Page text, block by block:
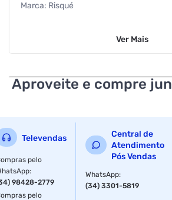
Marca: Risqué
Características Adicionais:
São aprovados pelo programa Leaping
Free International.
A marca Risqué é globalmente
livre de crueldade animal.
Fornecedor: Coty Esmaltes
Ver Mais
Aproveite e compre
Televendas
pelo
:
98428-2779
pelo
Central de
Atendimento
Pós Vendas
WhatsApp:
(34) 3301-5819